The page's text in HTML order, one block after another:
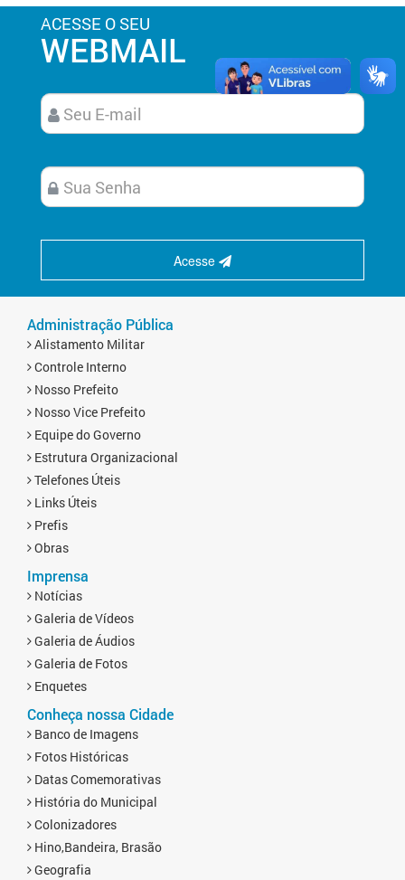
ACESSE O SEU
WEBMAIL
Acesse
Administração Pública
Alistamento Militar
Controle Interno
Nosso Prefeito
Nosso Vice Prefeito
Equipe do Governo
Estrutura Organizacional
Telefones Úteis
Links Úteis
Prefis
Obras
Imprensa
Notícias
Galeria de Vídeos
Galeria de Áudios
Galeria de Fotos
Enquetes
Conheça nossa Cidade
Banco de Imagens
Fotos Históricas
Datas Comemorativas
História do Municipal
Colonizadores
Hino,Bandeira, Brasão
Geografia